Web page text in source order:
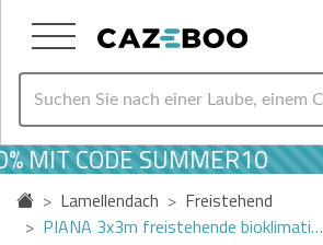
CODE SUMMER10
Lamellendach
Freistehend
PIANA 3x3m freistehende bioklimati…